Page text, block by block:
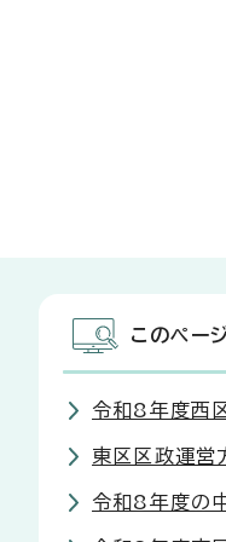
このペー
令和8年度西
東区区政運営
令和8年度の